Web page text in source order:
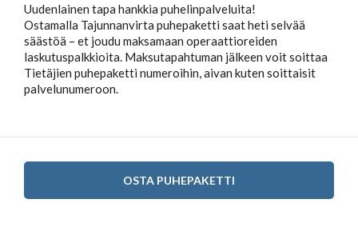
Uudenlainen tapa hankkia puhelinpalveluita!
Ostamalla Tajunnanvirta puhepaketti saat heti selvää
säästöä – et joudu maksamaan operaattioreiden
laskutuspalkkioita. Maksutapahtuman jälkeen voit soittaa
Tietäjien puhepaketti numeroihin, aivan kuten soittaisit
palvelunumeroon.
OSTA PUHEPAKETTI